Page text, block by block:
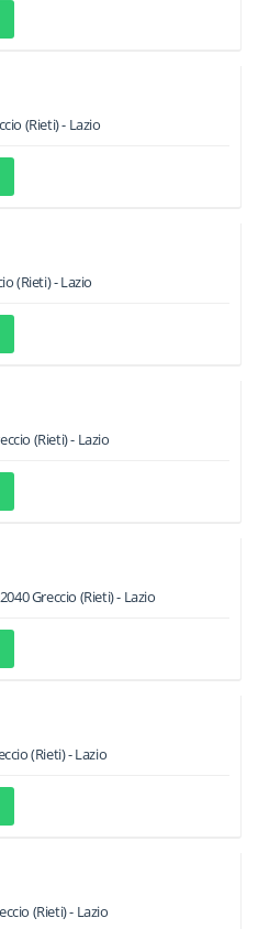
(Rieti) - Lazio
(Rieti) -Lazio
(Rieti) - Lazio
Greccio (Rieti) - Lazio
(Rieti) -Lazio
(Rieti) - Lazio